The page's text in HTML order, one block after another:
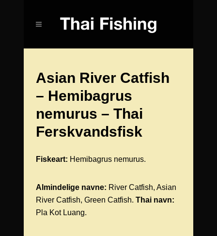
Asian River Catfish
– Hemibagrus
nemurus – Thai
Ferskvandsfisk
Fiskeart: Hemibagrus nemurus.
Almindelige navne: River Catfish, Asian
River Catfish, Green Catfish. Thai navn:
Pla Kot Luang.